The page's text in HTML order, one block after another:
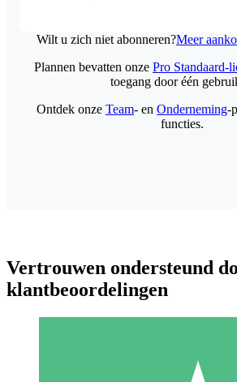
Wilt u zich niet abonneren?Meer
Plannen bevatten onze Pro Standaard-
toegang door één
Ontdek onze Team- en Onderneming-
functies.
Vertrouwen ondersteund
klantbeoordelingen